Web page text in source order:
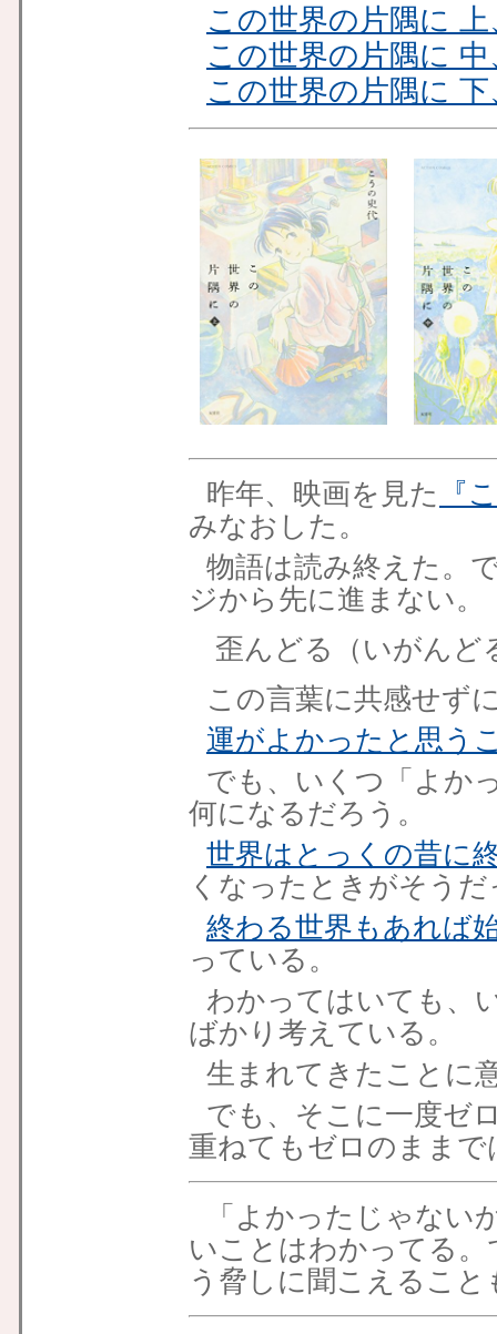
この世界の片隅に
この世界の片隅に
この世界の片隅に
昨年、映画を見た
『
みなおした。
物語は読み終えた。
ジから先に進まない。
歪んどる（いがんど
この言葉に共感せず
運がよかったと思う
でも、いくつ「よか
何になるだろう。
世界はとっくの昔に
くなったときがそう
終わる世界もあれば
っている。
わかってはいても、
ばかり考えている。
生まれてきたことに
でも、そこに一度ゼ
重ねてもゼロのままで
「よかったじゃない
いことはわかってる
う脅しに聞こえるこ